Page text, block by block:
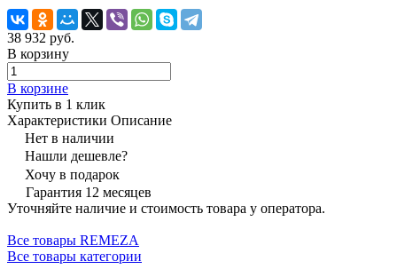
38 932 руб.
В корзину
В корзине
Купить в 1 клик
Характеристики Описание
Нет в наличии
Нашли дешевле?
Хочу в подарок
Гарантия 12 месяцев
Уточняйте наличие и стоимость товара у оператора.
Все товары REMEZA
Все товары категории